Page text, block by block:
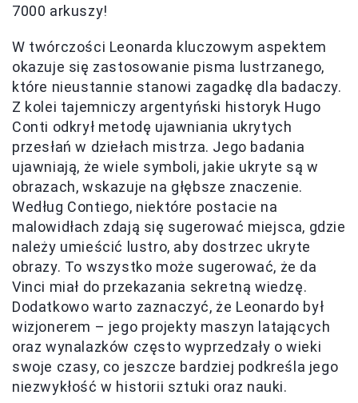
7000 arkuszy!
W twórczości Leonarda kluczowym aspektem
okazuje się zastosowanie pisma lustrzanego,
które nieustannie stanowi zagadkę dla badaczy.
Z kolei tajemniczy argentyński historyk Hugo
Conti odkrył metodę ujawniania ukrytych
przesłań w dziełach mistrza. Jego badania
ujawniają, że wiele symboli, jakie ukryte są w
obrazach, wskazuje na głębsze znaczenie.
Według Contiego, niektóre postacie na
malowidłach zdają się sugerować miejsca, gdzie
należy umieścić lustro, aby dostrzec ukryte
obrazy. To wszystko może sugerować, że da
Vinci miał do przekazania sekretną wiedzę.
Dodatkowo warto zaznaczyć, że Leonardo był
wizjonerem – jego projekty maszyn latających
oraz wynalazków często wyprzedzały o wieki
swoje czasy, co jeszcze bardziej podkreśla jego
niezwykłość w historii sztuki oraz nauki.